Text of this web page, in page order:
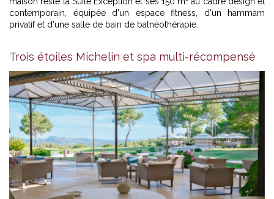
contemporain, équipée d'un espace fitness, d'un hammam
privatif et d'une salle de bain de balnéothérapie.
Trois étoiles Michelin et spa multi-récompensé